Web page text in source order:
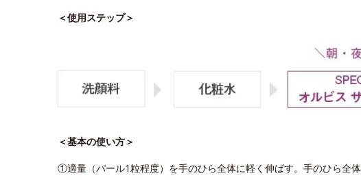
＜使用ステップ＞
＜基本の使い方＞
①適量（パール1粒程度）を手のひら全体に軽く伸ばす。手のひら全